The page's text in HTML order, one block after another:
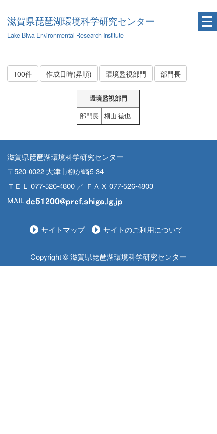
滋賀県琵琶湖環境科学研究センター
Lake Biwa Environmental Research Institute
100件 作成日時(昇順) 環境監視部門 部門長
環境監視部門
部門長
桐山 徳也
滋賀県琵琶湖環境科学研究センター
〒520-0022 大津市柳が崎5-34
ＴＥＬ 077-526-4800 ／ ＦＡＸ 077-526-4803
MAIL
サイトマップ サイトのご利用について
Copyright © 滋賀県琵琶湖環境科学研究センター